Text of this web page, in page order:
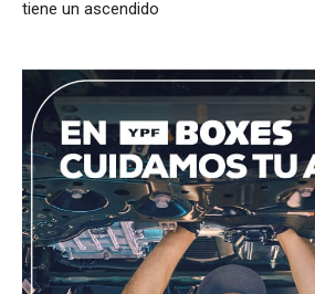
tiene un ascendido